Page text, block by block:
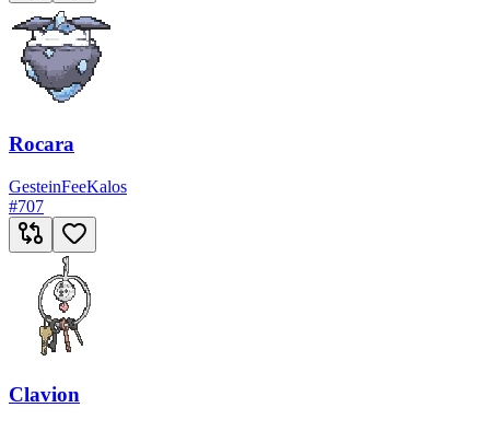
Rocara
GesteinFeeKalos
#707
Clavion